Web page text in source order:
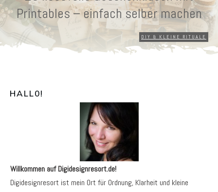
Printables – einfach selber machen
DIY & KLEINE RITUALE
HALL0!
Willkommen auf Digidesignresort.de!
Digidesignresort ist mein Ort für Ordnung, Klarheit und kleine